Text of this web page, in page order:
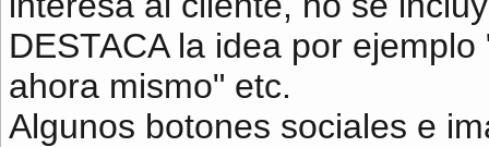
DESTACA la idea por
ahora mismo" etc.
Algunos botones sociales e